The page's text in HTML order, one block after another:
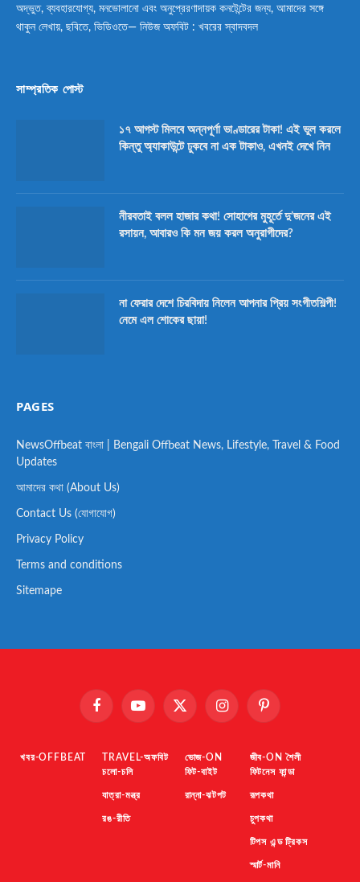
অদ্ভুত, ব্যবহারযোগ্য, মনভোলানো এবং অনুপ্রেরণাদায়ক কনটেন্টের জন্য, আমাদের সঙ্গে
থাকুন লেখায়, ছবিতে, ভিডিওতে— নিউজ অফবিট : খবরের স্বাদবদল
সাম্প্রতিক পোস্ট
১৭ আগস্ট মিলবে অন্নপূর্ণা ভাণ্ডারের টাকা! এই ভুল করলে
কিন্তু অ্যাকাউন্টে ঢুকবে না এক টাকাও, এখনই দেখে নিন
নীরবতাই বলল হাজার কথা! সোহাগের মুহূর্তে দু’জনের এই
রসায়ন, আবারও কি মন জয় করল অনুরাগীদের?
না ফেরার দেশে চিরবিদায় নিলেন আপনার প্রিয় সংগীতশিল্পী!
নেমে এল শোকের ছায়া!
PAGES
NewsOffbeat বাংলা | Bengali Offbeat News, Lifestyle, Travel & Food
Updates
আমাদের কথা (About Us)
Contact Us (যোগাযোগ)
Privacy Policy
Terms and conditions
Sitemape
FacebookYouTube X
InstagramPinterest
খবর-OFFBEAT
TRAVEL-অফবিট
চলো-চলি
যাত্রা-মন্ত্র
রঙ-রীতি
ভোজ-ON
ফিট-বাইট
রান্না-ঝটপট
জীব-ON শৈলী
ফিটনেস ফান্ডা
রূপকথা
চুপকথা
টিপস এন্ড ট্রিকস
স্মার্ট-মানি